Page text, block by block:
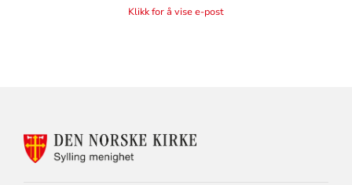
Klikk for å vise e-post
KONTAKTINFORMASJON